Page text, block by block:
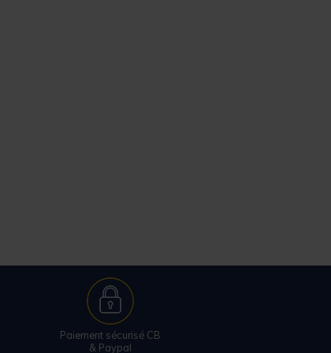
Paiement sécurisé CB
& Paypal